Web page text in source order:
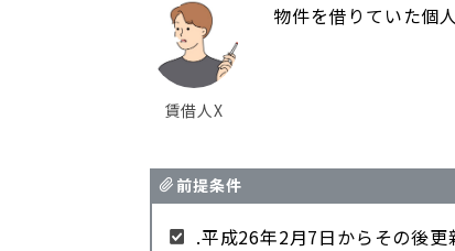
賃借人X
物件を借りていた個人
前提条件
.平成26年2月7日からその後更